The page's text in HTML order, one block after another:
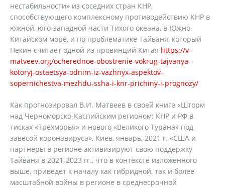
нестабильности» из соседних стран КНР,
способствующего комплексному противодействию КНР в
южной, юго-западной части Тихого океана, в Южно-
Китайском море, и по проблематике Тайваня, который
Пекин считает одной из провинций Китая https://v-
matveev.org/ocherednoe-obostrenie-vokrug-tajvanya-
kotoryj-ostaetsya-odnim-iz-vazhnyx-aspektov-
sopernichestva-mezhdu-ssha-i-knr-prichiny-i-prognozy/
Как прогнозировал В.И. Матвеев в своей книге «Шторм
над Черноморско-Каспийским регионом: КНР и РФ в
тисках «Трехморья» и нового «Великого Турана» под
завесой коронавируса», Киев, январь, 2021 г. «США и
партнеры в регионе активизируют свою поддержку
Тайваня в 2021-2023 гг., что в контексте изложенного
выше, приведет к началу как гибридной, так и более
масштабной войны в регионе в среднесрочной